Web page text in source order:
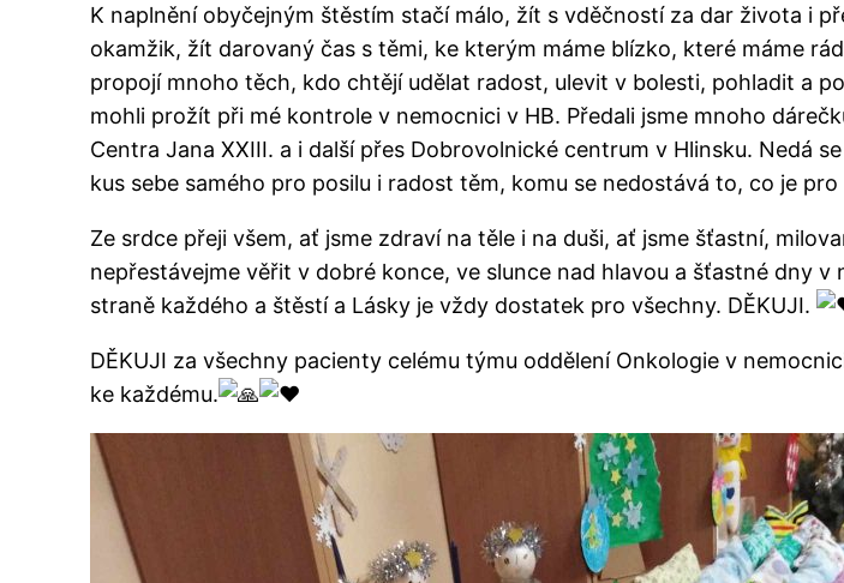
K naplnění obyčejným štěstím stačí málo, žít s vděčností za dar života i
okamžik, žít darovaný čas s těmi, ke kterým máme blízko, které máme
propojí mnoho těch, kdo chtějí udělat radost, ulevit v bolesti, pohladit a
mohli prožít při mé kontrole v nemocnici v HB. Předali jsme mnoho
Centra Jana XXIII. a i další přes Dobrovolnické centrum v Hlinsku. Nedá
kus sebe samého pro posilu i radost těm, komu se nedostává to, co je
Ze srdce přeji všem, ať jsme zdraví na těle i na duši, ať jsme šťastní,
nepřestávejme věřit v dobré konce, ve slunce nad hlavou a šťastné dny
straně každého a štěstí a Lásky je vždy dostatek pro všechny. DĚKUJI.
DĚKUJI za všechny pacienty celému týmu oddělení Onkologie v
ke každému.